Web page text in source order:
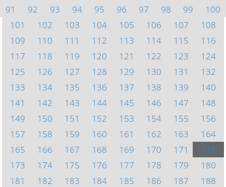
91
92 93 94 95 96 97 98 99
100
101
102 103 104 105 106 107
108
109
110 111 112 113 114 115
116
117
118 119 120 121 122 123
124
125
126 127 128 129 130 131
132
133
134 135 136 137 138 139
140
141
142 143 144 145 146 147
148
149
150 151 152 153 154 155
156
157
158 159 160 161 162 163
164
165
166 167 168 169 170 171
172
173
174 175 176 177 178 179
180
181
182 183 184 185 186 187
188